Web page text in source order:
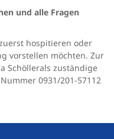
und alle Fragen
hospitieren oder
vorstellen möchten. Zur
Schöllerals zuständige
0931/201-57112